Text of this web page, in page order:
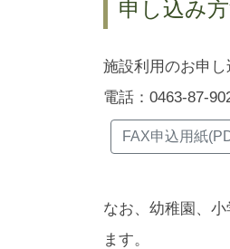
申し込み
施設利用のお申
電話：0463-87-
FAX申込用紙
なお、幼稚園、
ます。